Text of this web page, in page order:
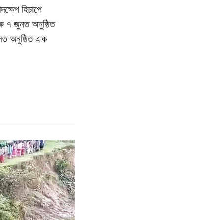
হিচাপে
৭ জুনত অনুষ্ঠিত
অনুষ্ঠিত এক